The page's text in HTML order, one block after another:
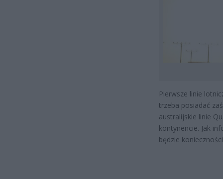
Pierwsze linie
trzeba posiadać
australijskie linie
kontynencie. Jak
będzie